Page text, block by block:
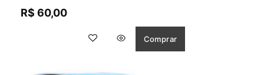
de
R$ 60,00
Comprar